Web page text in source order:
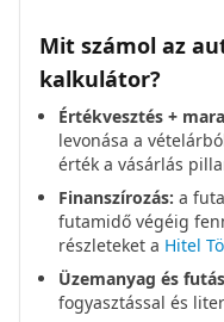
Mit számol az
kalkulátor?
Értékvesztés +
levonása a
érték a vásárlás
Finanszírozás: a
futamidő végéig
részleteket a Hitel
Üzemanyag és
fogyasztással és